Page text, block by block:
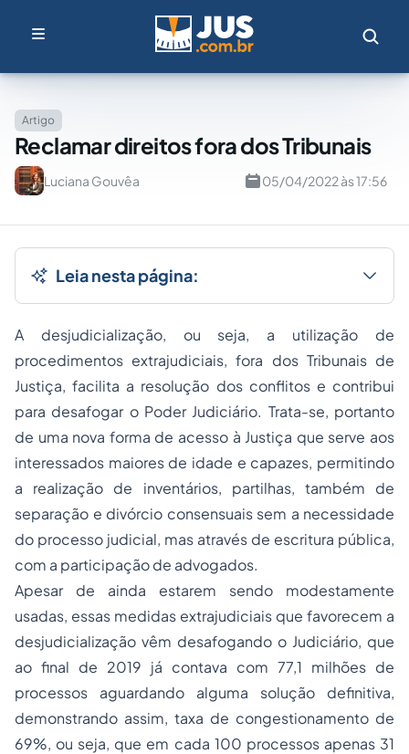
Artigo
Reclamar direitos fora dos Tribunais
Luciana Gouvêa 05/04/2022 às 17:56
Leia nesta página:
A desjudicialização, ou seja, a utilização de
procedimentos extrajudiciais, fora dos Tribunais de
Justiça, facilita a resolução dos conflitos e contribui
para desafogar o Poder Judiciário. Trata-se, portanto
de uma nova forma de acesso à Justiça que serve aos
interessados maiores de idade e capazes, permitindo
a realização de inventários, partilhas, também de
separação e divórcio consensuais sem a necessidade
do processo judicial, mas através de escritura pública,
com a participação de advogados.
Apesar de ainda estarem sendo modestamente
usadas, essas medidas extrajudiciais que favorecem a
desjudicialização vêm desafogando o Judiciário, que
ao final de 2019 já contava com 77,1 milhões de
processos aguardando alguma solução definitiva,
demonstrando assim, taxa de congestionamento de
69%, ou seja, que em cada 100 processos apenas 31